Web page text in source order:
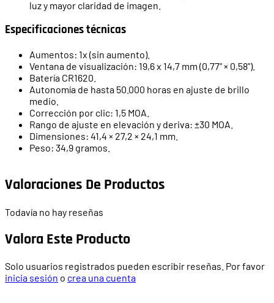
luz y mayor claridad de imagen.
Especificaciones técnicas
Aumentos: 1x (sin aumento).
Ventana de visualización: 19,6 x 14,7 mm (0,77" × 0,58").
Batería CR1620.
Autonomía de hasta 50.000 horas en ajuste de brillo
medio.
Corrección por clic: 1,5 MOA.
Rango de ajuste en elevación y deriva: ±30 MOA.
Dimensiones: 41,4 × 27,2 × 24,1 mm.
Peso: 34,9 gramos.
Valoraciones De Productos
Todavía no hay reseñas
Valora Este Producto
Solo usuarios registrados pueden escribir reseñas. Por favor
inicia sesión o crea una cuenta